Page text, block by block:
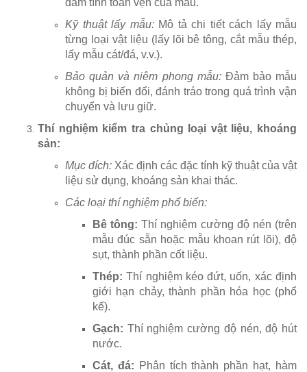
đảm tính toàn vẹn của mẫu.
Kỹ thuật lấy mẫu:Mô tả chi tiết cách lấy mẫu
từng loại vật liệu (lấy lõi bê tông, cắt mẫu thép,
lấy mẫu cát/đá, v.v.).
Bảo quản và niêm phong mẫu:Đảm bảo mẫu
không bị biến đổi, đánh tráo trong quá trình vận
chuyển và lưu giữ.
Thí nghiệm kiểm tra chủng loại vật liệu, khoáng
sản:
Mục đích: Xác định các đặc tính kỹ thuật của vật
liệu sử dụng, khoáng sản khai thác.
Các loại thí nghiệm phổ biến:
Bê tông: Thí nghiệm cường độ nén (trên
mẫu đúc sẵn hoặc mẫu khoan rút lõi), độ
sụt, thành phần cốt liệu.
Thép: Thí nghiệm kéo đứt, uốn, xác định
giới hạn chảy, thành phần hóa học (phổ
kế).
Gạch: Thí nghiệm cường độ nén, độ hút
nước.
Cát, đá: Phân tích thành phần hạt, hàm